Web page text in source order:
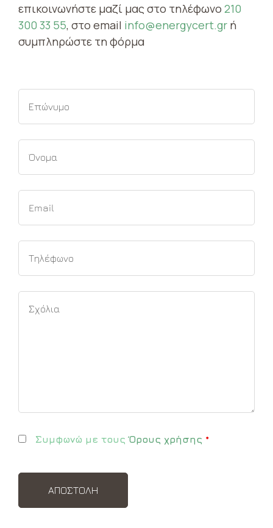
επικοινωνήστε μαζί μας στο τηλέφωνο 210
300 33 55, στο email info@energycert.gr ή
συμπληρώστε τη φόρμα
Συμφωνώ με τουςΌρους χρήσης *